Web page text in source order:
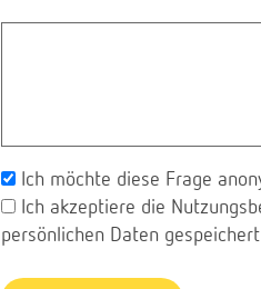
Ich möchte diese Frage
Ich akzeptiere die
persönlichen Daten